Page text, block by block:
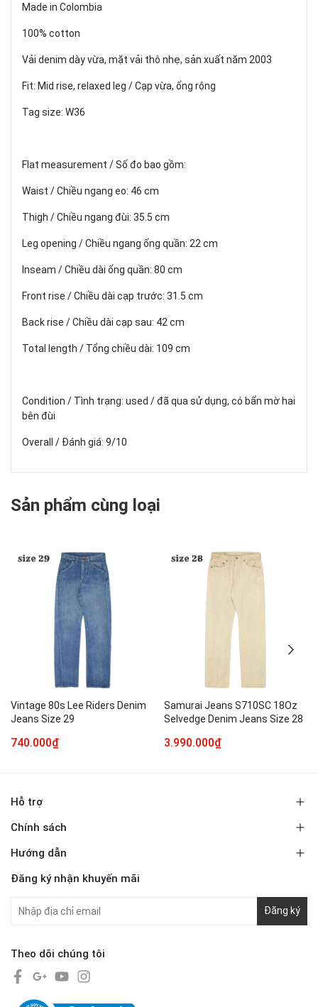
Made in Colombia
100% cotton
Vải denim dày vừa, mặt vải thô nhẹ, sản xuất năm 2003
Fit: Mid rise, relaxed leg / Cạp vừa, ống rộng
Tag size: W36
Flat measurement / Số đo bao gồm:
Waist / Chiều ngang eo: 46 cm
Thigh / Chiều ngang đùi: 35.5 cm
Leg opening / Chiều ngang ống quần: 22 cm
Inseam / Chiều dài ống quần: 80 cm
Front rise / Chiều dài cạp trước: 31.5 cm
Back rise / Chiều dài cạp sau: 42 cm
Total length / Tổng chiều dài: 109 cm
Condition / Tình trạng: used / đã qua sử dụng, có bẩn mờ hai
bên đùi
Overall / Đánh giá: 9/10
Sản phẩm cùng loại
Vintage 80s Lee Riders Denim
Jeans Size 29
740.000₫
Samurai Jeans S710SC 18Oz
Selvedge Denim Jeans Size 28
3.990.000₫
Hỗ trợ
Chính sách
Hướng dẫn
Đăng ký nhận khuyến mãi
Đăng ký
Theo dõi chúng tôi